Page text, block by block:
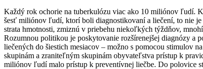
Každý rok ochorie na tuberkulózu viac ako 10 miliónov ľudí.
šesť miliónov ľudí, ktorí boli diagnostikovaní a liečení, to nie
strata hmotnosti, zmiznú v priebehu niekoľkých týždňov,
Rozumnou politikou je poskytovanie rozšírenejšej diagnózy a
liečených do šiestich mesiacov – možno s pomocou stimulov
skupinám a zraniteľným skupinám obyvateľstva prístup k
miliónov ľudí malo prístup k preventívnej liečbe. Do polovice